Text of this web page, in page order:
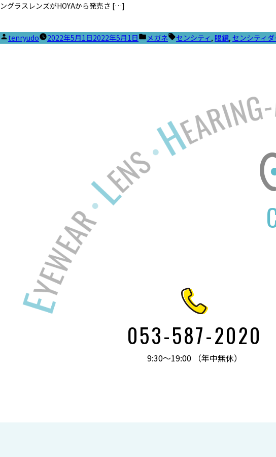
ングラスレンズがHOYAから発売さ […]
投
tenryudo 2022年5月1日2022年5月1日
カ
メガネ
タ
センシティ , 眼鏡, センシティダ
053-587-2020
9:30～19:00 （年中無休）